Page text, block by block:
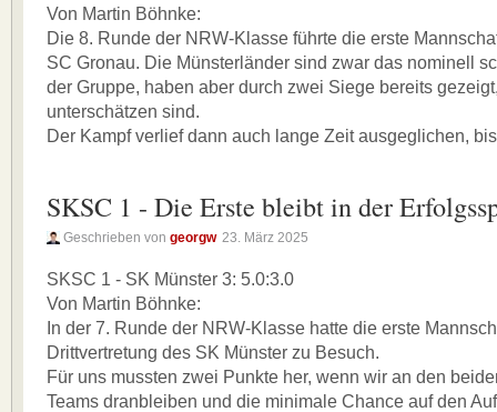
Von Martin Böhnke:
Die 8. Runde der NRW-Klasse führte die erste
SC Gronau. Die Münsterländer sind zwar das nominell
der Gruppe, haben aber durch zwei Siege bereits
unterschätzen sind.
Der Kampf verlief dann auch lange Zeit ausgeglichen,
SKSC 1 - Die Erste bleibt in der
Geschrieben von georgw 23. März 2025
SKSC 1 - SK Münster 3: 5.0:3.0
Von Martin Böhnke:
In der 7. Runde der NRW-Klasse hatte die erste
Drittvertretung des SK Münster zu Besuch.
Für uns mussten zwei Punkte her, wenn wir an den
Teams dranbleiben und die minimale Chance auf den